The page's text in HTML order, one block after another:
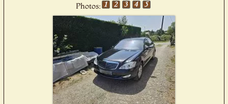
Photos: